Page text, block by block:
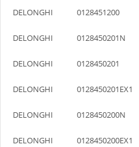
DELONGHI 0128451200
DELONGHI 0128450201N
DELONGHI 0128450201
DELONGHI
DELONGHI 0128450200N
DELONGHI